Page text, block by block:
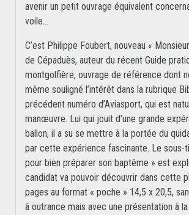
avenir un petit ouvrage équivalent
voile…
C’est Philippe Foubert, nouveau «
de Cépaduès, auteur du récent Guide
montgolfière, ouvrage de référence dont
même souligné l’intérêt dans la rubrique
précédent numéro d’Aviasport, qui est
manœuvre. Lui qui jouit d’une grande
ballon, il a su se mettre à la portée du
par cette expérience fascinante. Le sous-
pour bien préparer son baptême » est
candidat va pouvoir découvrir dans cette
pages au format « poche » 14,5 x 20,5,
à outrance mais avec une présentation à